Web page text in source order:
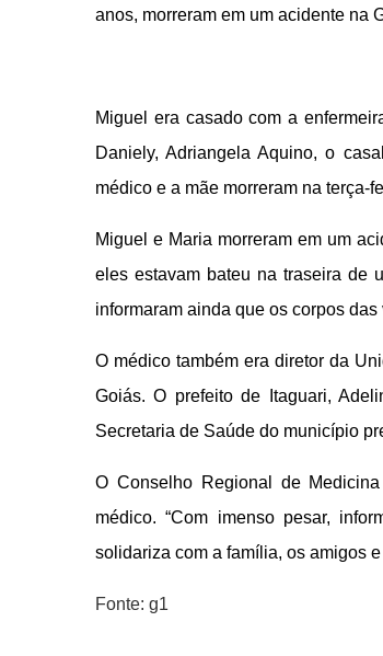
anos, morreram em um acidente na
Miguel era casado com a
Daniely, Adriangela Aquino, o
médico e a mãe morreram na terça-
Miguel e Maria morreram em um
eles estavam bateu na traseira de
informaram ainda que os corpos
O médico também era diretor da
Goiás. O prefeito de Itaguari,
Secretaria de Saúde do município
O Conselho Regional de
médico. “Com imenso pesar,
solidariza com a família, os amigos
Fonte: g1